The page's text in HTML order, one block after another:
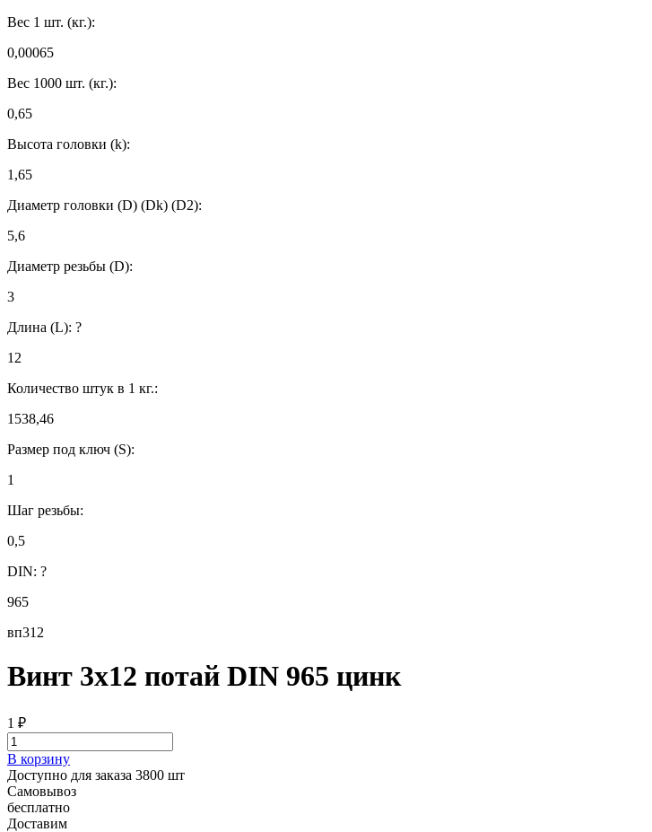
Вес 1 шт. (кг.):
0,00065
Вес 1000 шт. (кг.):
0,65
Высота головки (k):
1,65
Диаметр головки (D) (Dk) (D2):
5,6
Диаметр резьбы (D):
3
Длина (L): ?
12
Количество штук в 1 кг.:
1538,46
Размер под ключ (S):
1
Шаг резьбы:
0,5
DIN: ?
965
вп312
Винт 3х12 потай DIN 965 цинк
1 ₽
В корзину
Доступно для заказа 3800 шт
Самовывоз
бесплатно
Доставим